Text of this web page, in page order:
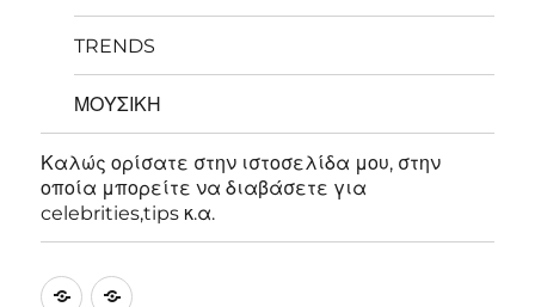
TRENDS
ΜΟΥΣΙΚΗ
Καλώς ορίσατε στην ιστοσελίδα μου, στην
οποία μπορείτε να διαβάσετε για
celebrities,tips κ.α.
ΑΡΧΙΚΗΚαλώς